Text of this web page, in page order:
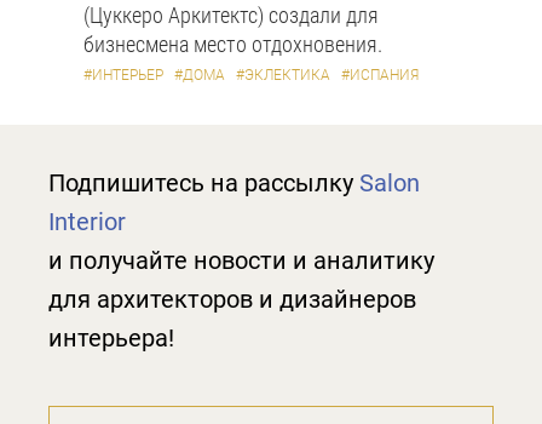
(Цуккеро Аркитектс) создали для
бизнесмена место отдохновения.
#ИНТЕРЬЕР #ДОМА #ЭКЛЕКТИКА #ИСПАНИЯ
Подпишитесь на рассылку Salon
Interior
и получайте новости и аналитику
для архитекторов и дизайнеров
интерьера!